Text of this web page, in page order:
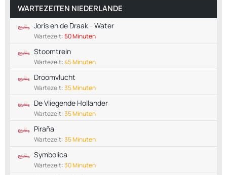
WARTEZEITEN NIEDERLANDE
Joris en de Draak - Water
Wartezeit:50 Minuten
Stoomtrein
Wartezeit:45 Minuten
Droomvlucht
Wartezeit:35 Minuten
De Vliegende Hollander
Wartezeit:35 Minuten
Piraña
Wartezeit:35 Minuten
Symbolica
Wartezeit:30 Minuten